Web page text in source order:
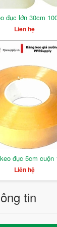
đục lớn 30cm
Liên hệ
đục 5cm cuộn
Liên hệ
tin